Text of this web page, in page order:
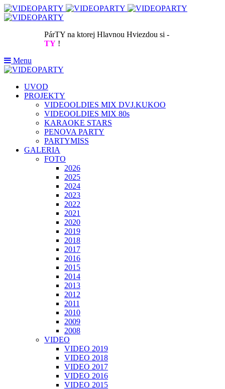
PárTY na ktorej Hlavnou Hviezdou si -
TY !
Menu
UVOD
PROJEKTY
VIDEOOLDIES MIX DVJ.KUKOO
VIDEOOLDIES MIX 80s
KARAOKE STARS
PENOVA PARTY
PARTYMISS
GALERIA
FOTO
2026
2025
2024
2023
2022
2021
2020
2019
2018
2017
2016
2015
2014
2013
2012
2011
2010
2009
2008
VIDEO
VIDEO 2019
VIDEO 2018
VIDEO 2017
VIDEO 2016
VIDEO 2015